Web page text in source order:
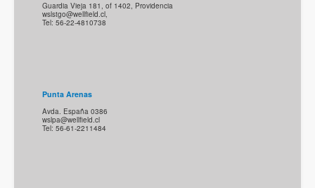
Guardia Vieja 181, of 1402, Providencia
wslstgo@wellfield.cl,
Tel: 56-22-4810738
Punta Arenas
Avda. España 0386
wslpa@wellfield.cl
Tel: 56-61-2211484